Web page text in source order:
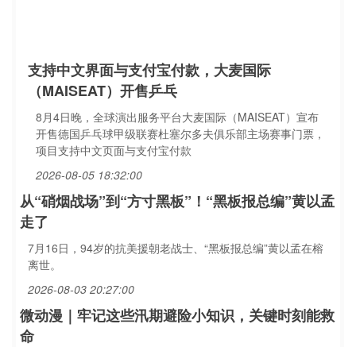
支持中文界面与支付宝付款，大麦国际
（MAISEAT）开售乒乓
8月4日晚，全球演出服务平台大麦国际（MAISEAT）宣布
开售德国乒乓球甲级联赛杜塞尔多夫俱乐部主场赛事门票，
项目支持中文页面与支付宝付款
2026-08-05 18:32:00
从“硝烟战场”到“方寸黑板”！“黑板报总编”黄以孟
走了
7月16日，94岁的抗美援朝老战士、“黑板报总编”黄以孟在榕
离世。
2026-08-03 20:27:00
微动漫｜牢记这些汛期避险小知识，关键时刻能救
命